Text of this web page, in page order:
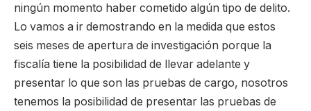
ningún momento haber cometido algún tipo de delito.
Lo vamos a ir demostrando en la medida que estos
seis meses de apertura de investigación porque la
fiscalía tiene la posibilidad de llevar adelante y
presentar lo que son las pruebas de cargo, nosotros
tenemos la posibilidad de presentar las pruebas de